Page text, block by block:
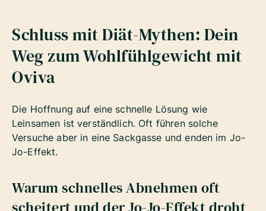
Schluss mit Diät-Mythen: Dein
Weg zum Wohlfühlgewicht mit
Oviva
Die Hoffnung auf eine schnelle Lösung wie
Leinsamen ist verständlich. Oft führen solche
Versuche aber in eine Sackgasse und enden im Jo-
Jo-Effekt.
Warum schnelles Abnehmen oft